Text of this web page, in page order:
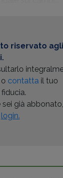
riservato agli
o contatta il tuo
sei già abbonato,
login.